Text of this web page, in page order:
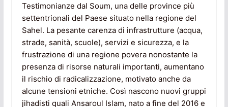
Testimonianze dal Soum, una delle province più
settentrionali del Paese situato nella regione del
Sahel. La pesante carenza di infrastrutture (acqua,
strade, sanità, scuole), servizi e sicurezza, e la
frustrazione di una regione povera nonostante la
presenza di risorse naturali importanti, aumentano
il rischio di radicalizzazione, motivato anche da
alcune tensioni etniche. Così nascono nuovi gruppi
jihadisti quali Ansaroul Islam, nato a fine del 2016 e